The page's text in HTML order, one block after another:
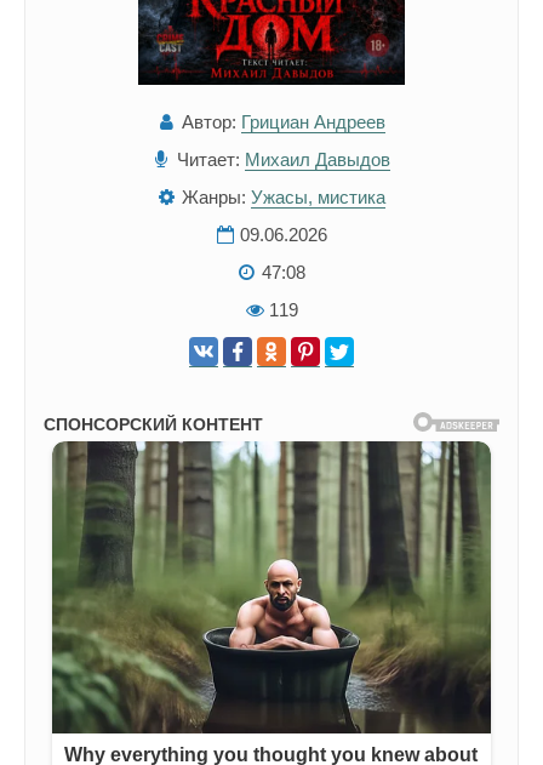
Автор: Грициан Андреев
Читает: Михаил Давыдов
Жанры: Ужасы, мистика
09.06.2026
47:08
119